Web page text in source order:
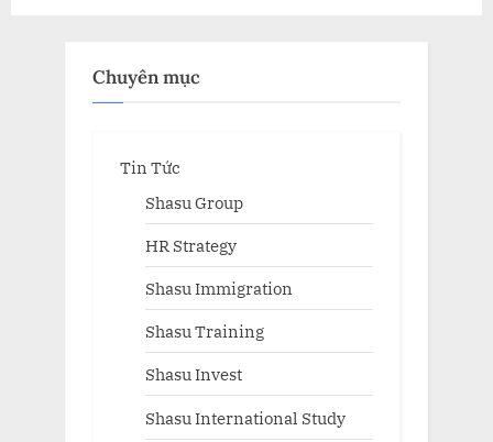
Chuyên mục
Tin Tức
Shasu Group
HR Strategy
Shasu Immigration
Shasu Training
Shasu Invest
Shasu International Study